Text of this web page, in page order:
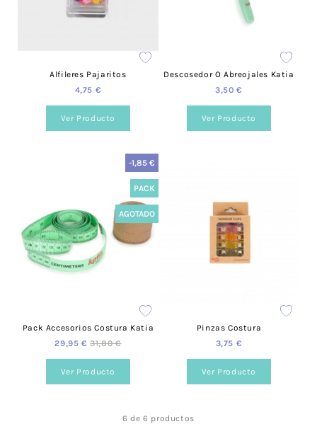
Alfileres Pajaritos
4,75 €
Ver Producto
Descosedor O Abreojales Katia
3,50 €
Ver Producto
Pack Accesorios Costura Katia
-1,85 €
PACK
AGOTADO
29,95 € 31,80 €
Ver Producto
Pinzas Costura
3,75 €
Ver Producto
6 de 6 productos